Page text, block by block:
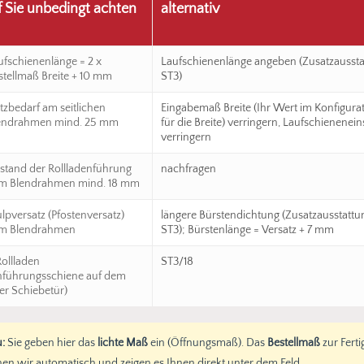
Sie unbedingt achten alternativ
= 2 x
Breite + 10 mm
Laufschienenlänge angeben
ST3)
am seitlichen
mind. 25 mm
Eingabemaß Breite (Ihr Wert im
für die Breite) verringern,
verringern
der Rollladenführung
Blendrahmen mind. 18 mm
nachfragen
(Pfostenversatz)
Blendrahmen
längere Bürstendichtung
ST3); Bürstenlänge = Versatz + 7 mm
auf dem
Schiebetür)
ST3/18
Sie geben hier das lichte Maßein (Öffnungsmaß). Das Bestellmaßzur